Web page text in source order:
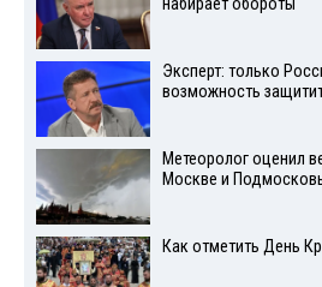
набирает обороты
Эксперт: только
возможность
Метеоролог оценил
Москве и
Как отметить День